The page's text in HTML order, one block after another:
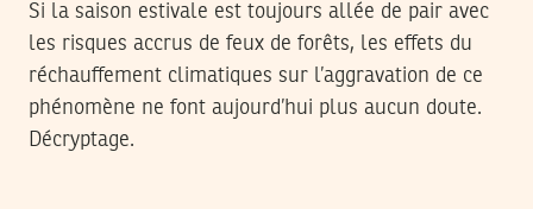
Si la saison estivale est toujours allée de pair avec
les risques accrus de feux de forêts, les effets du
réchauffement climatiques sur l’aggravation de ce
phénomène ne font aujourd’hui plus aucun doute.
Décryptage.